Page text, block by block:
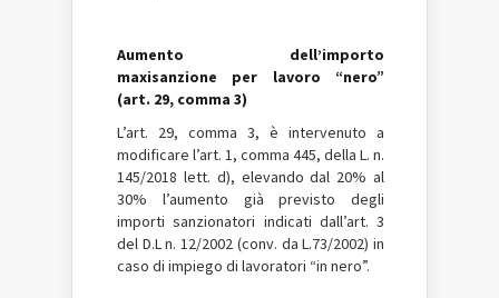
Aumento dell’importo
maxisanzione per lavoro “nero”
(art. 29, comma 3)
L’art. 29, comma 3, è intervenuto a
modificare l’art. 1, comma 445, della L. n.
145/2018 lett. d), elevando dal 20% al
30% l’aumento già previsto degli
importi sanzionatori indicati dall’art. 3
del D.L n. 12/2002 (conv. da L.73/2002) in
caso di impiego di lavoratori “in nero”.